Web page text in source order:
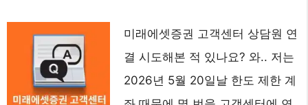
미래에셋증권 고객센터 상담원 연
결 시도해본 적 있나요? 와.. 저는
2026년 5월 20일날 한도 제한 계